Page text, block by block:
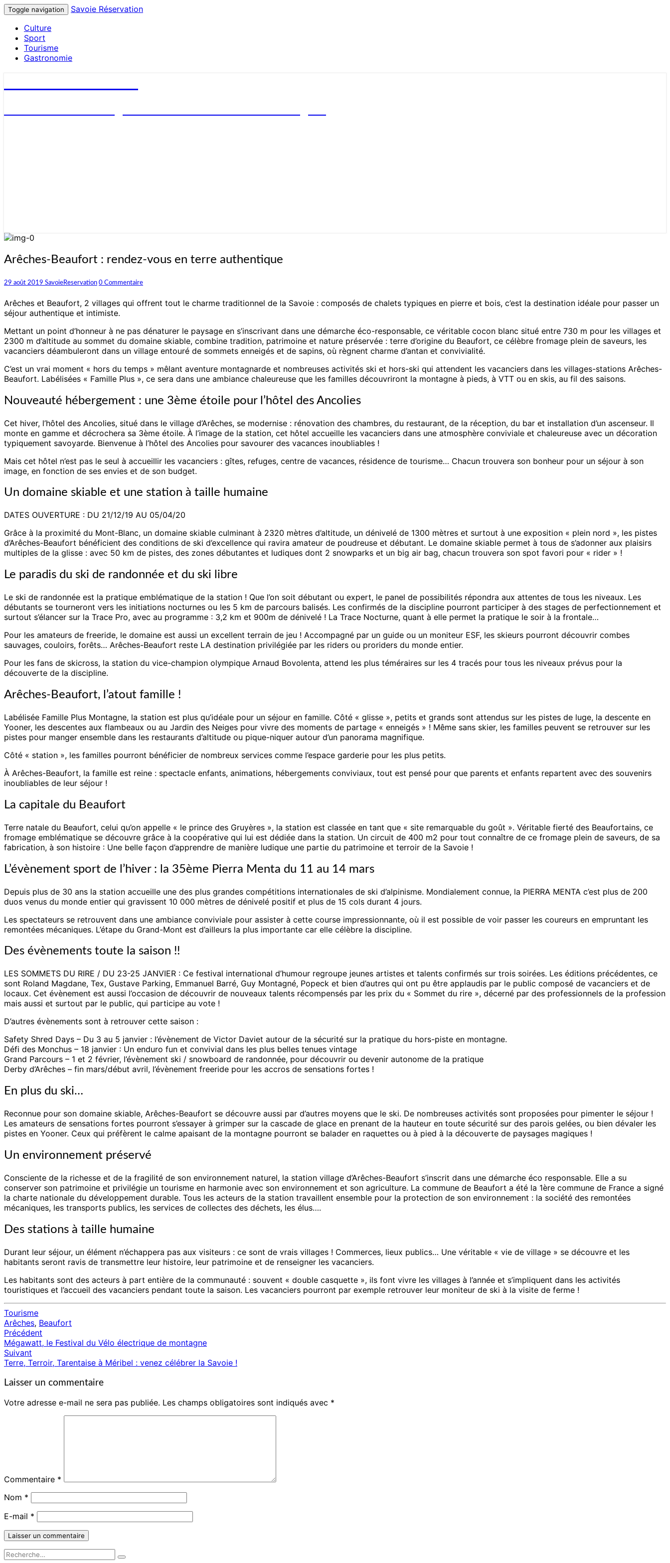
Toggle navigation
Savoie Réservation
Culture
Sport
Tourisme
Gastronomie
Arêches-
:
rendez-
vous
en
terre
authentique
Arêches-Beaufort : rendez-vous en terre authentique
29 août 2019 SavoieReservation Commentaires
0 Commentaire
Arêches et Beaufort, 2 villages qui offrent tout le charme traditionnel de la Savoie : composés de chalets typiques en pierre et bois, c’est la destination idéale pour passer un
séjour authentique et intimiste.
Mettant un point d’honneur à ne pas dénaturer le paysage en s’inscrivant dans une démarche éco-responsable, ce véritable cocon blanc situé entre 730 m pour les villages et
2300 m d’altitude au sommet du domaine skiable, combine tradition, patrimoine et nature préservée : terre d’origine du Beaufort, ce célèbre fromage plein de saveurs, les
vacanciers déambuleront dans un village entouré de sommets enneigés et de sapins, où règnent charme d’antan et convivialité.
C’est un vrai moment « hors du temps » mêlant aventure montagnarde et nombreuses activités ski et hors-ski qui attendent les vacanciers dans les villages-stations Arêches-
Beaufort. Labélisées « Famille Plus », ce sera dans une ambiance chaleureuse que les familles découvriront la montagne à pieds, à VTT ou en skis, au fil des saisons.
Nouveauté hébergement : une 3ème étoile pour l’hôtel des Ancolies
Cet hiver, l’hôtel des Ancolies, situé dans le village d’Arêches, se modernise : rénovation des chambres, du restaurant, de la réception, du bar et installation d’un ascenseur. Il
monte en gamme et décrochera sa 3ème étoile. À l’image de la station, cet hôtel accueille les vacanciers dans une atmosphère conviviale et chaleureuse avec un décoration
typiquement savoyarde. Bienvenue à l’hôtel des Ancolies pour savourer des vacances inoubliables !
Mais cet hôtel n’est pas le seul à accueillir les vacanciers : gîtes, refuges, centre de vacances, résidence de tourisme… Chacun trouvera son bonheur pour un séjour à son
image, en fonction de ses envies et de son budget.
Un domaine skiable et une station à taille humaine
DATES OUVERTURE : DU 21/12/19 AU 05/04/20
Grâce à la proximité du Mont-Blanc, un domaine skiable culminant à 2320 mètres d’altitude, un dénivelé de 1300 mètres et surtout à une exposition « plein nord », les pistes
d’Arêches-Beaufort bénéficient des conditions de ski d’excellence qui ravira amateur de poudreuse et débutant. Le domaine skiable permet à tous de s’adonner aux plaisirs
multiples de la glisse : avec 50 km de pistes, des zones débutantes et ludiques dont 2 snowparks et un big air bag, chacun trouvera son spot favori pour « rider » !
Le paradis du ski de randonnée et du ski libre
Le ski de randonnée est la pratique emblématique de la station ! Que l’on soit débutant ou expert, le panel de possibilités répondra aux attentes de tous les niveaux. Les
débutants se tourneront vers les initiations nocturnes ou les 5 km de parcours balisés. Les confirmés de la discipline pourront participer à des stages de perfectionnement et
surtout s’élancer sur la Trace Pro, avec au programme : 3,2 km et 900m de dénivelé ! La Trace Nocturne, quant à elle permet la pratique le soir à la frontale…
Pour les amateurs de freeride, le domaine est aussi un excellent terrain de jeu ! Accompagné par un guide ou un moniteur ESF, les skieurs pourront découvrir combes
sauvages, couloirs, forêts… Arêches-Beaufort reste LA destination privilégiée par les riders ou proriders du monde entier.
Pour les fans de skicross, la station du vice-champion olympique Arnaud Bovolenta, attend les plus téméraires sur les 4 tracés pour tous les niveaux prévus pour la
découverte de la discipline.
Arêches-Beaufort, l’atout famille !
Labélisée Famille Plus Montagne, la station est plus qu’idéale pour un séjour en famille. Côté « glisse », petits et grands sont attendus sur les pistes de luge, la descente en
Yooner, les descentes aux flambeaux ou au Jardin des Neiges pour vivre des moments de partage « enneigés » ! Même sans skier, les familles peuvent se retrouver sur les
pistes pour manger ensemble dans les restaurants d’altitude ou pique-niquer autour d’un panorama magnifique.
Côté « station », les familles pourront bénéficier de nombreux services comme l’espace garderie pour les plus petits.
À Arêches-Beaufort, la famille est reine : spectacle enfants, animations, hébergements conviviaux, tout est pensé pour que parents et enfants repartent avec des souvenirs
inoubliables de leur séjour !
La capitale du Beaufort
Terre natale du Beaufort, celui qu’on appelle « le prince des Gruyères », la station est classée en tant que « site remarquable du goût ». Véritable fierté des Beaufortains, ce
fromage emblématique se découvre grâce à la coopérative qui lui est dédiée dans la station. Un circuit de 400 m2 pour tout connaître de ce fromage plein de saveurs, de sa
fabrication, à son histoire : Une belle façon d’apprendre de manière ludique une partie du patrimoine et terroir de la Savoie !
L’évènement sport de l’hiver : la 35ème Pierra Menta du 11 au 14 mars
Depuis plus de 30 ans la station accueille une des plus grandes compétitions internationales de ski d’alpinisme. Mondialement connue, la PIERRA MENTA c’est plus de 200
duos venus du monde entier qui gravissent 10 000 mètres de dénivelé positif et plus de 15 cols durant 4 jours.
Les spectateurs se retrouvent dans une ambiance conviviale pour assister à cette course impressionnante, où il est possible de voir passer les coureurs en empruntant les
remontées mécaniques. L’étape du Grand-Mont est d’ailleurs la plus importante car elle célèbre la discipline.
Des évènements toute la saison !!
LES SOMMETS DU RIRE / DU 23-25 JANVIER : Ce festival international d’humour regroupe jeunes artistes et talents confirmés sur trois soirées. Les éditions précédentes, ce
sont Roland Magdane, Tex, Gustave Parking, Emmanuel Barré, Guy Montagné, Popeck et bien d’autres qui ont pu être applaudis par le public composé de vacanciers et de
locaux. Cet évènement est aussi l’occasion de découvrir de nouveaux talents récompensés par les prix du « Sommet du rire », décerné par des professionnels de la profession
mais aussi et surtout par le public, qui participe au vote !
D’autres évènements sont à retrouver cette saison :
Safety Shred Days – Du 3 au 5 janvier : l’évènement de Victor Daviet autour de la sécurité sur la pratique du hors-piste en montagne.
Défi des Monchus – 18 janvier : Un enduro fun et convivial dans les plus belles tenues vintage
Grand Parcours – 1 et 2 février, l’évènement ski / snowboard de randonnée, pour découvrir ou devenir autonome de la pratique
Derby d’Arêches – fin mars/début avril, l’évènement freeride pour les accros de sensations fortes !
En plus du ski…
Reconnue pour son domaine skiable, Arêches-Beaufort se découvre aussi par d’autres moyens que le ski. De nombreuses activités sont proposées pour pimenter le séjour !
Les amateurs de sensations fortes pourront s’essayer à grimper sur la cascade de glace en prenant de la hauteur en toute sécurité sur des parois gelées, ou bien dévaler les
pistes en Yooner. Ceux qui préfèrent le calme apaisant de la montagne pourront se balader en raquettes ou à pied à la découverte de paysages magiques !
Un environnement préservé
Consciente de la richesse et de la fragilité de son environnement naturel, la station village d’Arêches-Beaufort s’inscrit dans une démarche éco responsable. Elle a su
conserver son patrimoine et privilégie un tourisme en harmonie avec son environnement et son agriculture. La commune de Beaufort a été la 1ère commune de France a signé
la charte nationale du développement durable. Tous les acteurs de la station travaillent ensemble pour la protection de son environnement : la société des remontées
mécaniques, les transports publics, les services de collectes des déchets, les élus….
Des stations à taille humaine
Durant leur séjour, un élément n’échappera pas aux visiteurs : ce sont de vrais villages ! Commerces, lieux publics… Une véritable « vie de village » se découvre et les
habitants seront ravis de transmettre leur histoire, leur patrimoine et de renseigner les vacanciers.
Les habitants sont des acteurs à part entière de la communauté : souvent « double casquette », ils font vivre les villages à l’année et s’impliquent dans les activités
touristiques et l’accueil des vacanciers pendant toute la saison. Les vacanciers pourront par exemple retrouver leur moniteur de ski à la visite de ferme !
Tourisme
Arêches, Beaufort
Navigation
d'article
Précédent
Mégawatt, le Festival du Vélo électrique de montagne
Suivant
Terre, Terroir, Tarentaise à Méribel : venez célébrer la Savoie !
Laisser un commentaire
Votre adresse e-mail ne sera pas publiée. Les champs obligatoires sont indiqués avec *
Commentaire *
Nom *
E-mail *
Rechercher :
Recherche